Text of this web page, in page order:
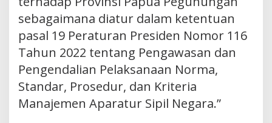
sebagaimana diatur dalam ketentuan
pasal 19 Peraturan Presiden Nomor 116
Tahun 2022 tentang Pengawasan dan
Pengendalian Pelaksanaan Norma,
Standar, Prosedur, dan Kriteria
Manajemen Aparatur Sipil Negara.”